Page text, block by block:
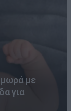
μωρά με
για